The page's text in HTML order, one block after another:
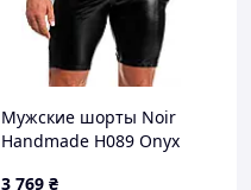
Мужские шорты Noir
Handmade H089 Onyx
3 769 ₴